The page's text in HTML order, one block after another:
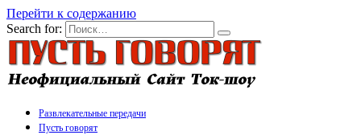
Перейти к содержанию
Search for:
Развлекательные передачи
Пусть говорят